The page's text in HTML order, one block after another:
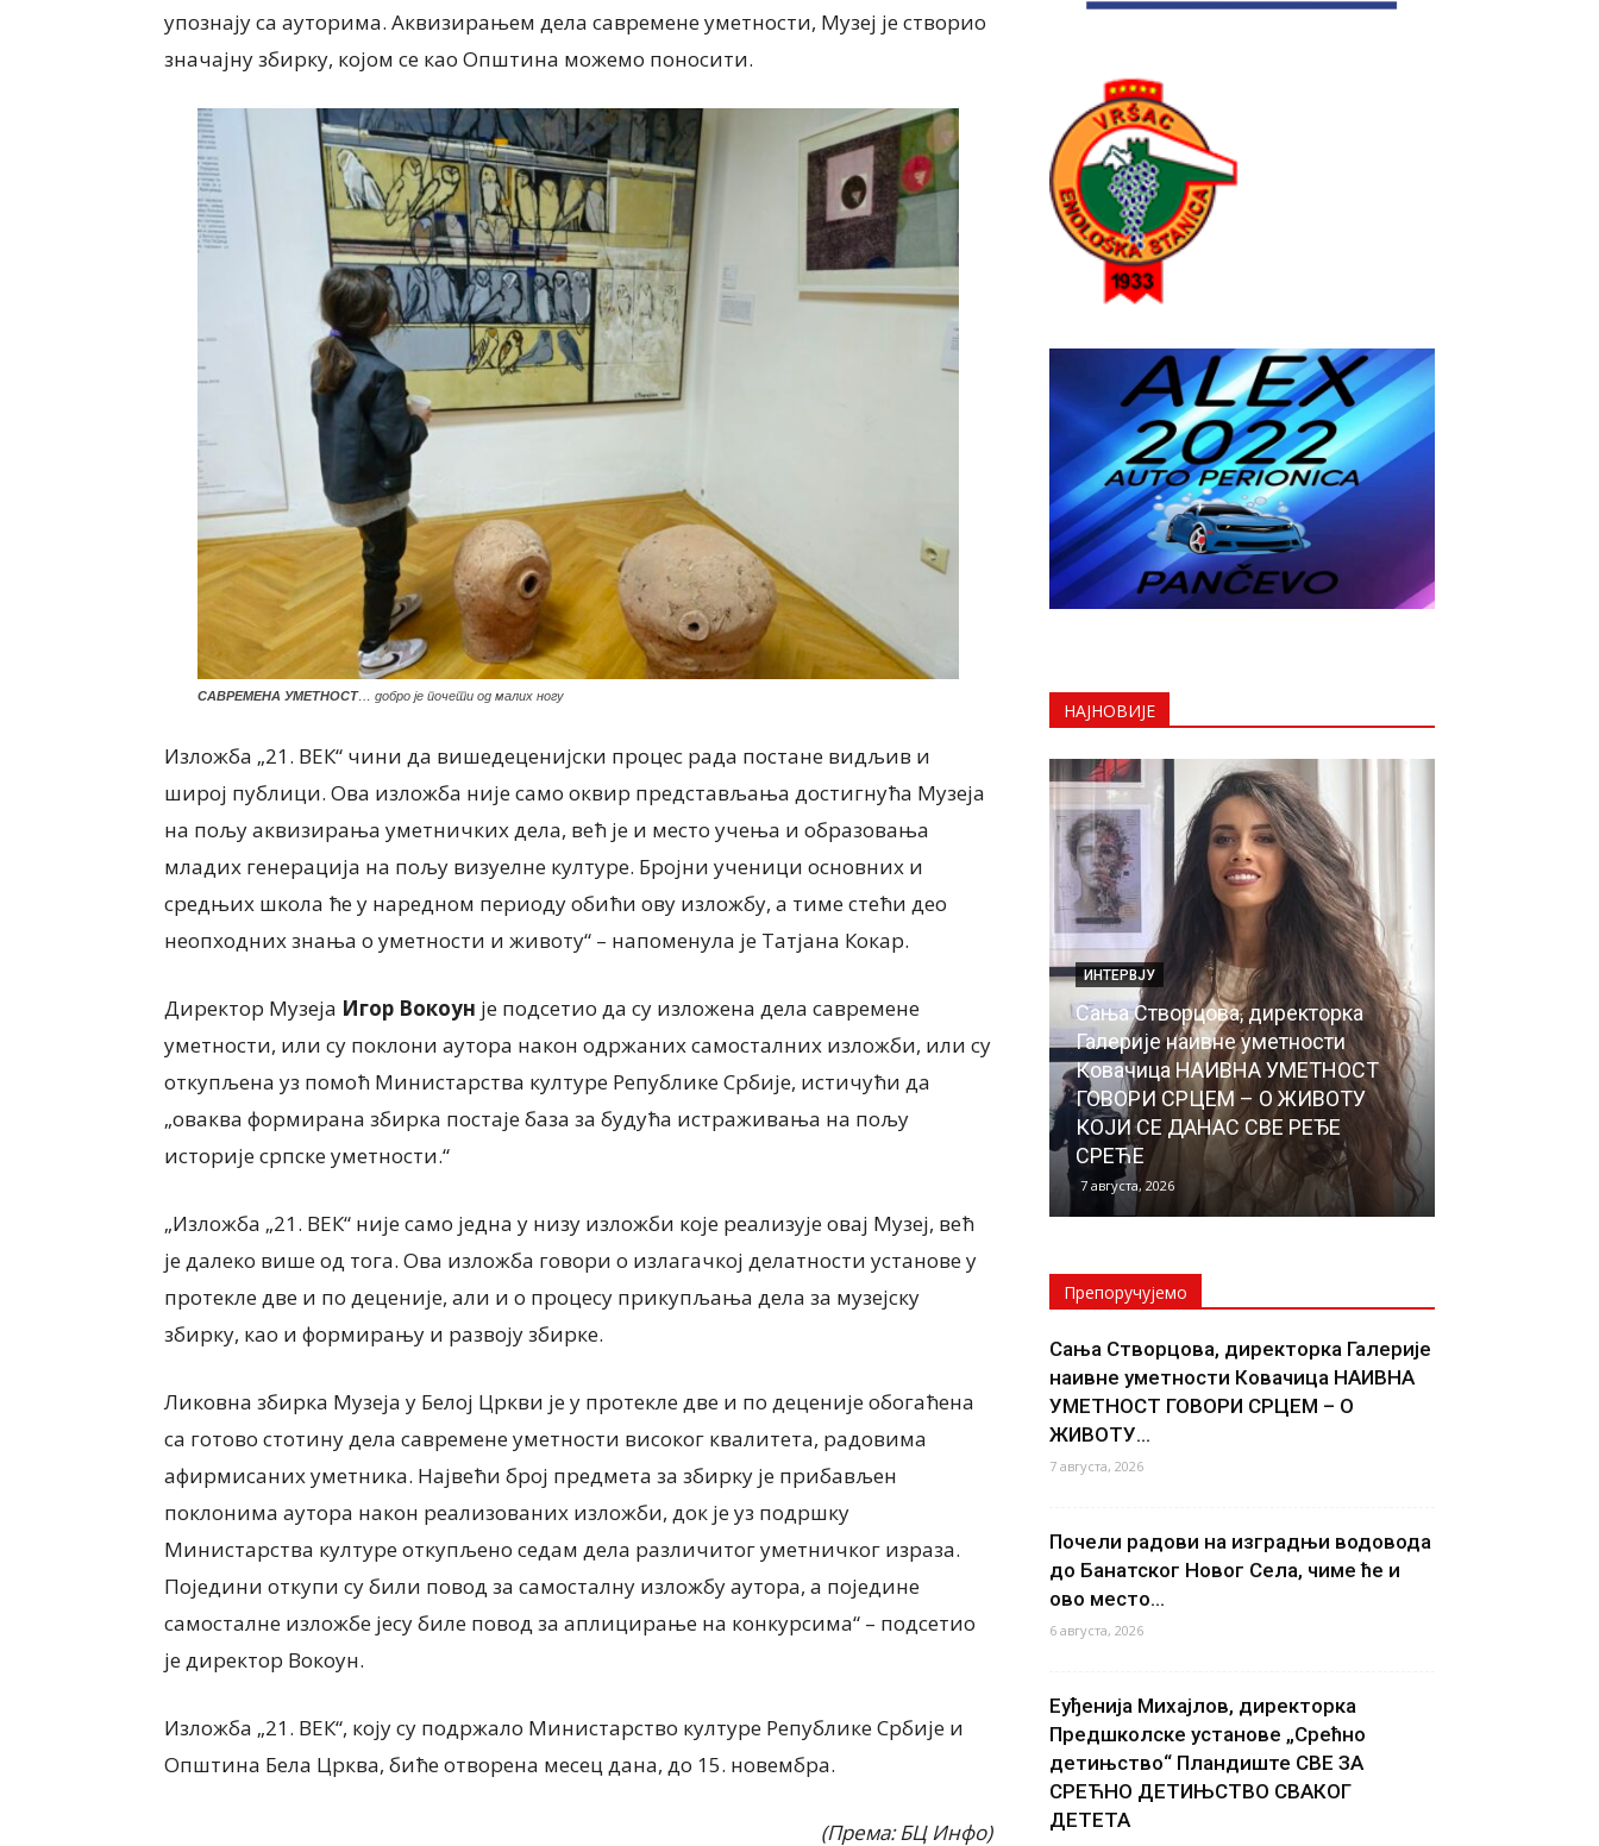
упознају са ауторима. Аквизирањем дела савремене уметности, Музеј је створио
значајну збирку, којом се као Општина можемо поносити.
САВРЕМЕНА УМЕТНОСТ… добро је почети од малих ногу
Изложба „21. ВЕК“ чини да вишедеценијски процес рада постане видљив и
широј публици. Ова изложба није само оквир представљања достигнућа Музеја
на пољу аквизирања уметничких дела, већ је и место учења и образовања
младих генерација на пољу визуелне културе. Бројни ученици основних и
средњих школа ће у наредном периоду обићи ову изложбу, а тиме стећи део
неопходних знања о уметности и животу“ – напоменула је Татјана Кокар.
Директор Музеја Игор Вокоун је подсетио да су изложена дела савремене
уметности, или су поклони аутора након одржаних самосталних изложби, или су
откупљена уз помоћ Министарства културе Републике Србије, истичући да
„оваква формирана збирка постаје база за будућа истраживања на пољу
историје српске уметности.“
„Изложба „21. ВЕК“ није само једна у низу изложби које реализује овај Музеј, већ
је далеко више од тога. Ова изложба говори о излагачкој делатности установе у
протекле две и по деценије, али и о процесу прикупљања дела за музејску
збирку, као и формирању и развоју збирке.
Ликовна збирка Музеја у Белој Цркви је у протекле две и по деценије обогаћена
са готово стотину дела савремене уметности високог квалитета, радовима
афирмисаних уметника. Највећи број предмета за збирку је прибављен
поклонима аутора након реализованих изложби, док јеуз подршку
Министарства културе откупљено седам дела различитог уметничког израза.
Поједини откупи су били повод за самосталну изложбу аутора, а поједине
самосталне изложбе јесу биле повод за аплицирање на конкурсима“ – подсетио
је директор Вокоун.
Изложба „21. ВЕК“, коју су подржало Министарство културе Републике Србије и
Општина Бела Црква, биће отворена месец дана, до 15. новембра.
(Према: БЦ Инфо)
НАЈНОВИЈЕ
ИНТЕРВЈУ
Сања Створцова, директорка
Галерије наивне уметности
Ковачица НАИВНА УМЕТНОСТ
ГОВОРИ СРЦЕМ – О ЖИВОТУ
КОЈИ СЕ ДАНАС СВЕ РЕЂЕ
СРЕЋЕ
7 августа, 2026
Препоручујемо
Сања Створцова, директорка Галерије
наивне уметности Ковачица НАИВНА
УМЕТНОСТ ГОВОРИ СРЦЕМ – О
ЖИВОТУ...
7 августа, 2026
Почели радови на изградњи водовода
до Банатског Новог Села, чиме ће и
ово место...
6 августа, 2026
Еуђенија Михајлов, директорка
Предшколске установе „Срећно
детињство“ Пландиште СВЕ ЗА
СРЕЋНО ДЕТИЊСТВО СВАКОГ
ДЕТЕТА